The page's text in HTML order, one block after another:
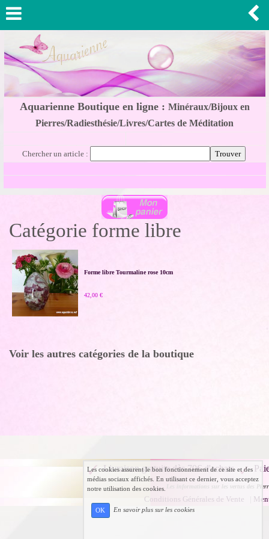
Aquarienne Boutique en ligne : Minéraux/Bijoux en
Pierres/Radiesthésie/Livres/Cartes de Méditation
Chercher un article :
Catégorie forme libre
Forme libre Tourmaline rose 10cm
42,00 €
Voir les autres catégories de la boutique
Livraison gratuite dès 70€ d'achats
Les informations sur les vertus des
Conditions Générales de Vente
Les cookies assurent le bon fonctionnement de ce site et des
médias sociaux affichés. En utilisant ce dernier, vous acceptez
notre utilisation des cookies.
OK En savoir plus sur les cookies